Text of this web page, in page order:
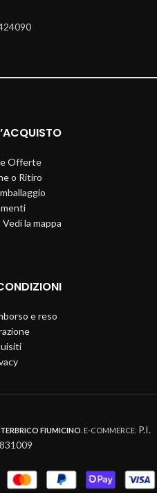
Offerte
o Ritiro
la mappa
e reso
FIUMICINO . E-COMMERCE. P.I.